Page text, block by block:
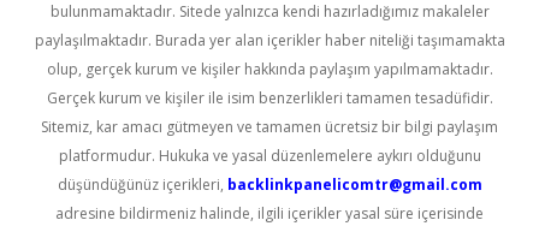
bulunmamaktadır. Sitede yalnızca kendi hazırladığımız makaleler
paylaşılmaktadır. Burada yer alan içerikler haber niteliği taşımamakta
olup, gerçek kurum ve kişiler hakkında paylaşım yapılmamaktadır.
Gerçek kurum ve kişiler ile isim benzerlikleri tamamen tesadüfidir.
Sitemiz, kar amacı gütmeyen ve tamamen ücretsiz bir bilgi paylaşım
platformudur. Hukuka ve yasal düzenlemelere aykırı olduğunu
düşündüğünüz içerikleri, backlinkpanelicomtr@gmail.com
adresine bildirmeniz halinde, ilgili içerikler yasal süre içerisinde